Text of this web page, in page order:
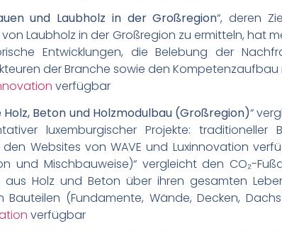
und Laubholz in der Großregion“, deren
Laubholz in der Großregion zu ermitteln, hat
Entwicklungen, die Belebung der
der Branche sowie den
verfügbar
Beton und Holzmodulbau (Großregion)“
luxemburgischer Projekte:
Websites von WAVE und Luxinnovation
und Mischbauweise)“ vergleicht den CO₂-
Holz und Beton über ihren gesamten
(Fundamente, Wände, Decken,
verfügbar